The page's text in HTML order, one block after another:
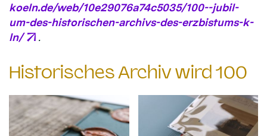
koeln.de/web/10e29076a74c5035/100--jubil-
um-des-historischen-archivs-des-erzbistums-k-
ln/
.
Historisches Archiv wird 100